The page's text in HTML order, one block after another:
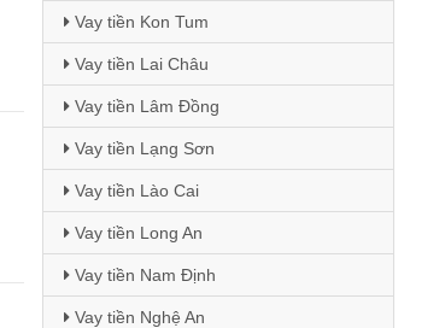
Vay tiền Kon Tum
Vay tiền Lai Châu
Vay tiền Lâm Đồng
Vay tiền Lạng Sơn
Vay tiền Lào Cai
Vay tiền Long An
Vay tiền Nam Định
Vay tiền Nghệ An